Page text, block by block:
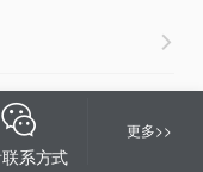
系方式
更多>>